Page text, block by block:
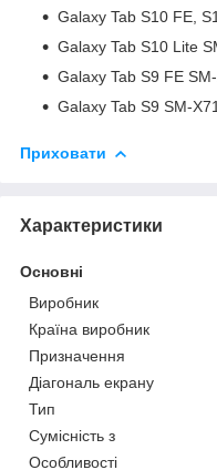
Galaxy Tab S10 FE,
Galaxy Tab S10 Lite
Galaxy Tab S9 FE
Galaxy Tab S9 SM-
Приховати
Характеристики
Основні
Виробник
Країна виробник
Призначення
Діагональ екрану
Тип
Сумісність з
Особливості